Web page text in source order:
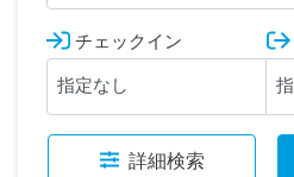
チェックイン
詳細検索